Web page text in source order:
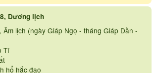
Dương lịch
Âm lịch (ngày Giáp Ngọ - tháng Giáp Dần -
Tí
hổ hắc đạo